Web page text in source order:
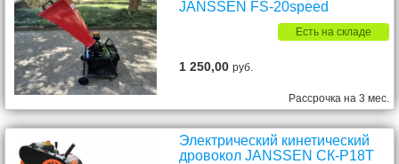
JANSSEN FS-20speed
Есть на складе
1 250,00руб.
Рассрочка на 3 мес.
Электрический кинетический
дровокол JANSSEN СК-P18T